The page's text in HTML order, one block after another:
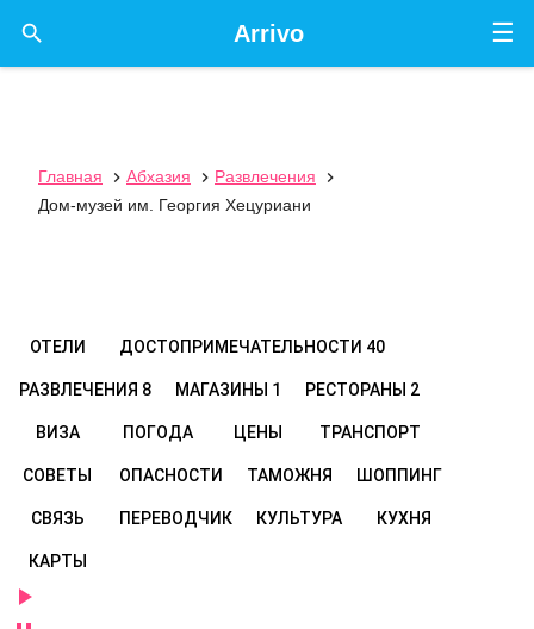
☰
Arrivo

Главная  Абхазия  Развлечения

Дом-музей им. Георгия Хецуриани
ОТЕЛИ ДОСТОПРИМЕЧАТЕЛЬНОСТИ 40
РАЗВЛЕЧЕНИЯ 8 МАГАЗИНЫ 1 РЕСТОРАНЫ 2
ВИЗА ПОГОДА ЦЕНЫ ТРАНСПОРТ
СОВЕТЫ ОПАСНОСТИ ТАМОЖНЯ ШОППИНГ
СВЯЗЬ ПЕРЕВОДЧИК КУЛЬТУРА КУХНЯ
КАРТЫ
